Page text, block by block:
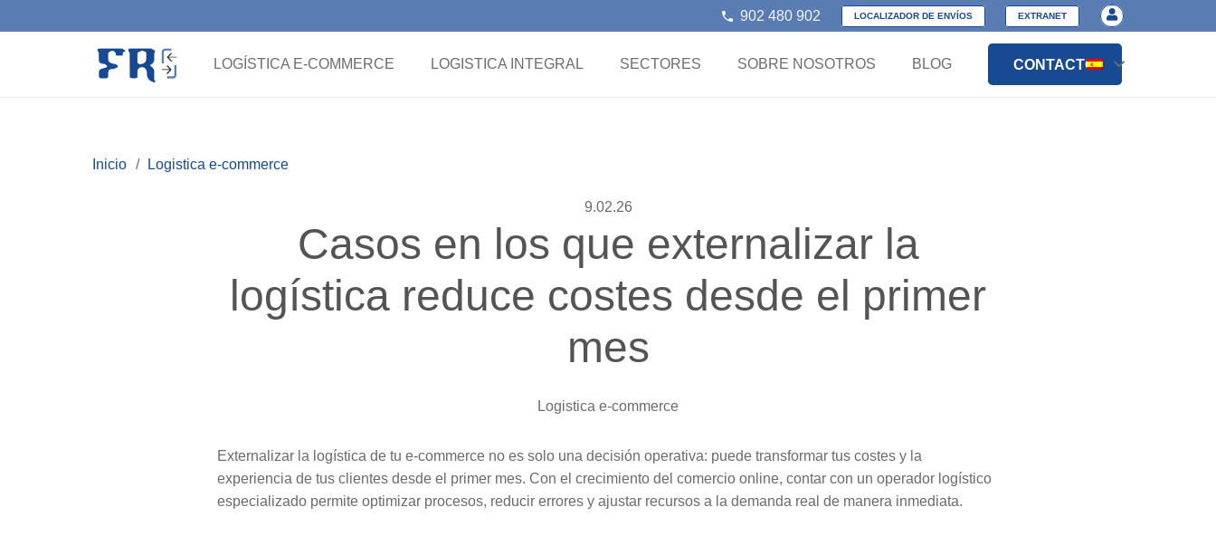
phone 902 480 902 LOCALIZADOR DE ENVÍOS EXTRANET
LOGÍSTICA E-COMMERCE LOGISTICA INTEGRAL SECTORES SOBRE NOSOTROS BLOG CONTACTO
Inicio / Logistica e-commerce
9.02.26
Casos en los que externalizar la
logística reduce costes desde el primer
mes
Logistica e-commerce
Externalizar la logística de tu e-commerce no es solo una decisión operativa: puede transformar tus costes y la
experiencia de tus clientes desde el primer mes. Con el crecimiento del comercio online, contar con un operador logístico
especializado permite optimizar procesos, reducir errores y ajustar recursos a la demanda real de manera inmediata.